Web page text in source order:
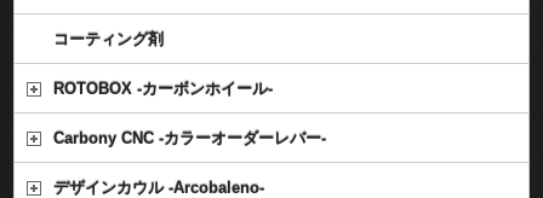
コーティング剤
ROTOBOX -カーボンホイール-
Carbony CNC -カラーオーダーレバー-
デザインカウル -Arcobaleno-